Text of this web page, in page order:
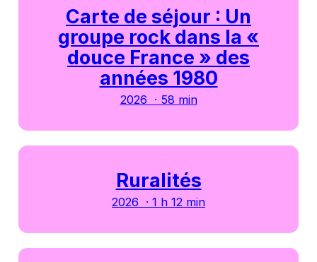
Carte de séjour : Un
groupe rock dans la «
douce France » des
années 1980
2026 · 58 min
Ruralités
2026 · 1 h 12 min